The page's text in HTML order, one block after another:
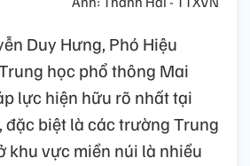
Duy Hưng, Phó Hiệu
học phổ thông Mai
lực hiện hữu rõ nhất tại
biệt là các trường Trung
khu vực miền núi là nhiều